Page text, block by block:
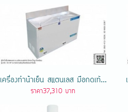
เครื่องทําน้ําเย็น สแตนเลส มือกดเท้...
ราคา37,310 บาท